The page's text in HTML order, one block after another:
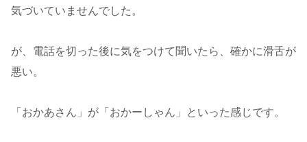
気づいていませんでした。
が、電話を切った後に気をつけて聞いたら、確かに滑舌が
悪い。
「おかあさん」が「おかーしゃん」といった感じです。